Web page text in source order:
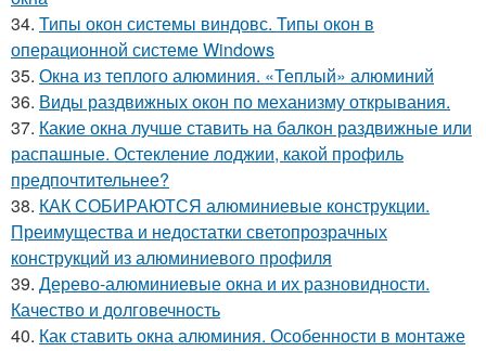
34. Типы окон системы виндовс. Типы окон в
операционной системе Windows
35. Окна из теплого алюминия. «Теплый» алюминий
36. Виды раздвижных окон по механизму открывания.
37. Какие окна лучше ставить на балкон раздвижные или
распашные. Остекление лоджии, какой профиль
предпочтительнее?
38. КАК СОБИРАЮТСЯ алюминиевые конструкции.
Преимущества и недостатки светопрозрачных
конструкций из алюминиевого профиля
39. Дерево-алюминиевые окна и их разновидности.
Качество и долговечность
40. Как ставить окна алюминия. Особенности в монтаже